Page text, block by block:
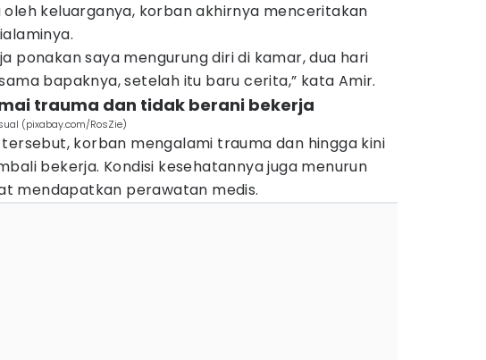
keluarganya, korban akhirnya menceritakan
ponakan saya mengurung diri di kamar, dua hari
bapaknya, setelah itu baru cerita,” kata Amir.
trauma dan tidak berani bekerja
(pixabay.com/RosZie)
korban mengalami trauma dan hingga kini
bekerja. Kondisi kesehatannya juga menurun
mendapatkan perawatan medis.